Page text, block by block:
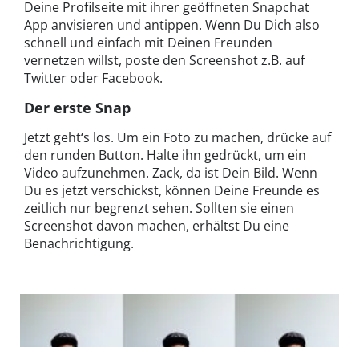
Deine Profilseite mit ihrer geöffneten Snapchat
App anvisieren und antippen. Wenn Du Dich also
schnell und einfach mit Deinen Freunden
vernetzen willst, poste den Screenshot z.B. auf
Twitter oder Facebook.
Der erste Snap
Jetzt geht‘s los. Um ein Foto zu machen, drücke auf
den runden Button. Halte ihn gedrückt, um ein
Video aufzunehmen. Zack, da ist Dein Bild. Wenn
Du es jetzt verschickst, können Deine Freunde es
zeitlich nur begrenzt sehen. Sollten sie einen
Screenshot davon machen, erhältst Du eine
Benachrichtigung.